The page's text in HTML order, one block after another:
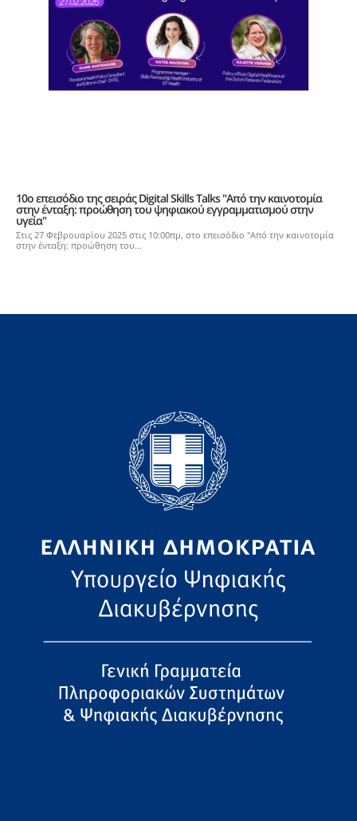
10ο επεισόδιο της σειράς Digital Skills Talks "Από την καινοτομία
στην ένταξη: προώθηση του ψηφιακού εγγραμματισμού στην
υγεία"
Στις 27 Φεβρουαρίου 2025 στις 10:00πμ, στο επεισόδιο "Από την καινοτομία
στην ένταξη: προώθηση του...